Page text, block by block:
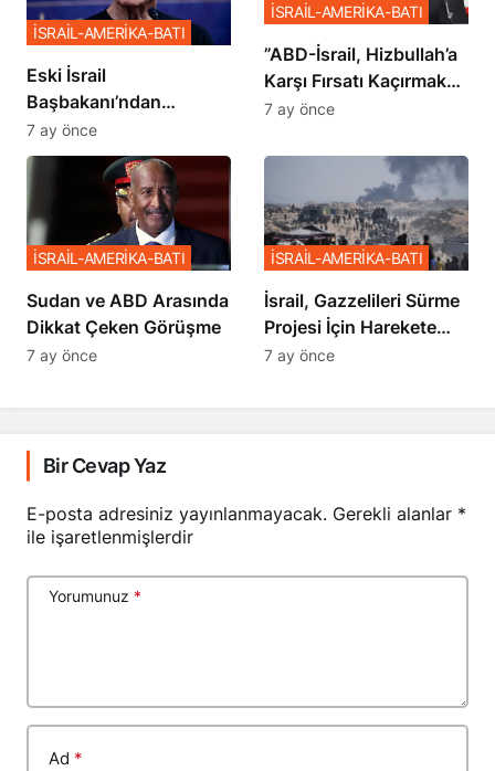
Eski İsrail
Başbakanı’ndan
Netanyahu’ya Ağır
Sözler
İSRAİL-AMERİKA-BATI
7 ay önce
​​​​​​​”ABD-İsrail, Hizbullah’a
Karşı Fırsatı Kaçırmak
İstemiyor”
İSRAİL-AMERİKA-BATI
7 ay önce
Sudan ve ABD Arasında
Dikkat Çeken Görüşme
İSRAİL-AMERİKA-BATI
7 ay önce
İsrail, Gazzelileri Sürme
Projesi İçin Harekete
Geçti
İSRAİL-AMERİKA-BATI
7 ay önce
Bir Cevap Yaz
E-posta adresiniz yayınlanmayacak. Gerekli alanlar *
ile işaretlenmişlerdir
Yorumunuz *
Ad *